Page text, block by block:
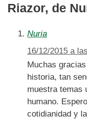
Riazor, de
Nuria
16/12/2015 a
Muchas
historia, tan
muestra temas
humano.
cotidianidad y